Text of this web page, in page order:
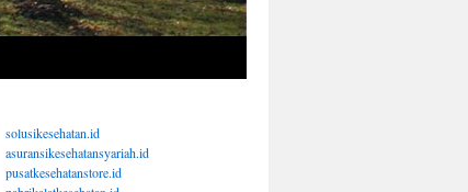
solusikesehatan.id
asuransikesehatansyariah.id
pusatkesehatanstore.id